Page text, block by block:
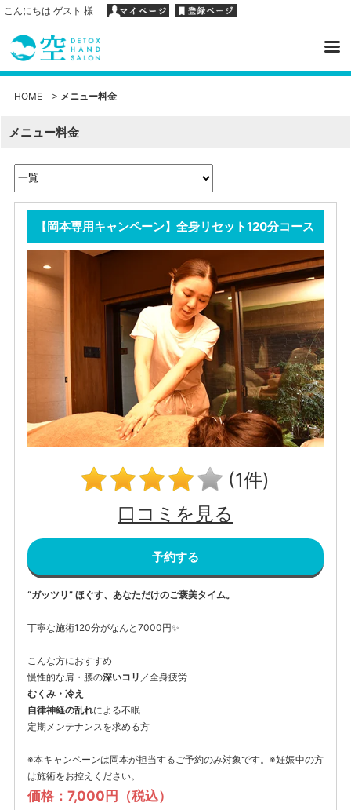
こんにちは ゲスト 様
HOME> メニュー料金
メニュー料金
【岡本専用キャンペーン】全身リセット120分コース
(1件)
口コミを見る
予約する
“ガッツリ” ほぐす、あなただけのご褒美タイム。
丁寧な施術120分がなんと7000円✨
こんな方におすすめ
慢性的な肩・腰の深いコリ ／全身疲労
むくみ・冷え
自律神経の乱れによる不眠
定期メンテナンスを求める方
※本キャンペーンは岡本が担当するご予約のみ対象です。※妊娠中の方
は施術をお控えください。
価格：7,000円（税込）